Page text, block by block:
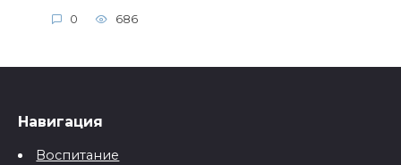
0 686
Навигация
Воспитание